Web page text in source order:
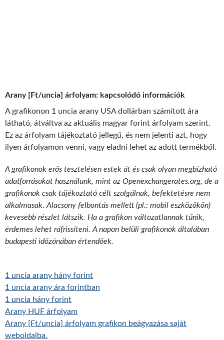
Arany [Ft/uncia] árfolyam: kapcsolódó információk
A grafikonon 1 uncia arany USA dollárban számított ára
látható, átváltva az aktuális magyar forint árfolyam szerint.
Ez az árfolyam tájékoztató jellegű, és nem jelenti azt, hogy
ilyen árfolyamon venni, vagy eladni lehet az adott termékből.
A grafikonok erős tesztelésen estek át és csak olyan megbízható
adatforrásokat használunk, mint az Openexchangerates.org, de a
grafikonok csak tájékoztató célt szolgálnak, befektetésre nem
alkalmasak. Alacsony felbontás mellett (pl.: mobil eszközökön)
kevesebb részlet látszik. Ha a grafikon változatlannak tűnik,
érdemes lehet ráfrissíteni. A napon belüli grafikonok általában
budapesti időzónában értendőek.
1 uncia arany hány forint
1 uncia arany ára forintban
1 uncia hány forint
Arany HUF árfolyam
Arany [Ft/uncia] árfolyam grafikon beágyazása saját
weboldalba.